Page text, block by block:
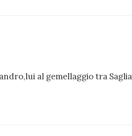
al gemellaggio tra